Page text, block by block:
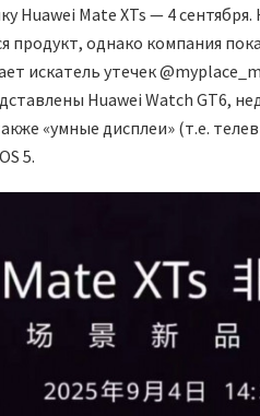
Huawei Mate XTs — 4
продукт, однако компания
искатель утечек
Huawei Watch GT6,
«умные дисплеи» (т.е.
5.